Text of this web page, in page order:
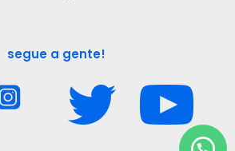
segue a gente!